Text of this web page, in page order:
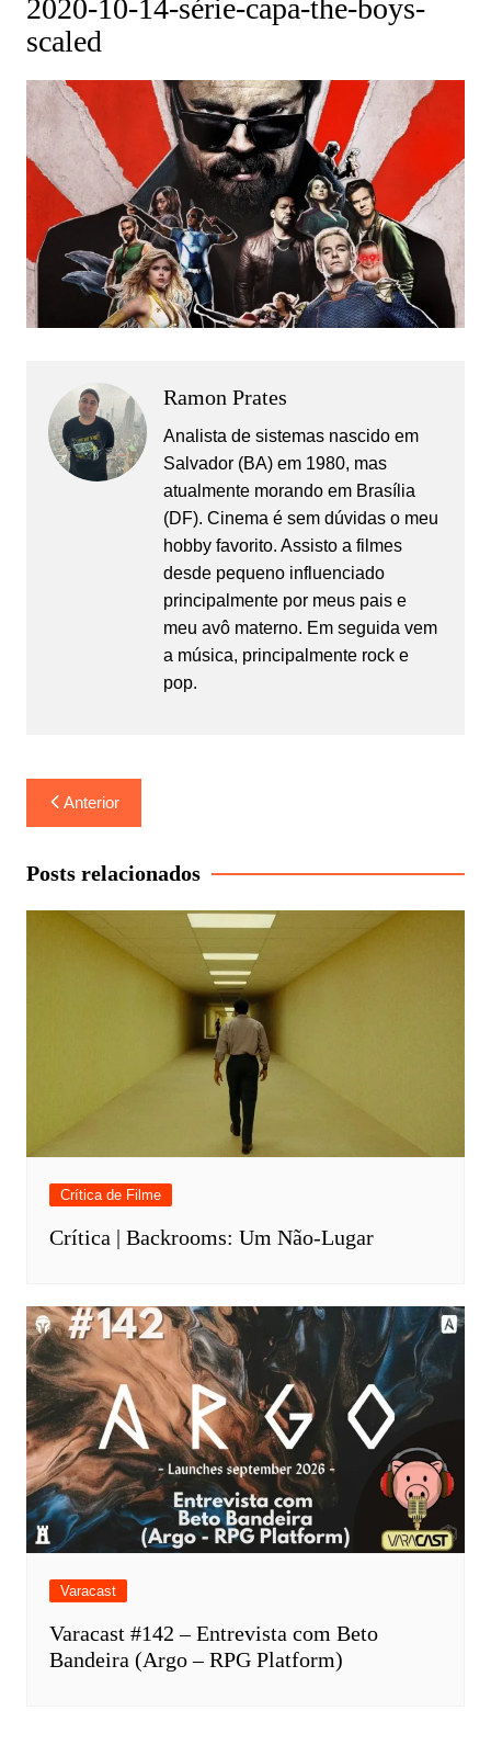
2020-10-14-série-capa-the-boys-
scaled
Ramon Prates
Analista de sistemas nascido em
Salvador (BA) em 1980, mas
atualmente morando em Brasília
(DF). Cinema é sem dúvidas o meu
hobby favorito. Assisto a filmes
desde pequeno influenciado
principalmente por meus pais e
meu avô materno. Em seguida vem
a música, principalmente rock e
pop.
Navegação
de
Post
Anterior
Posts relacionados
Crítica de Filme
Crítica | Backrooms: Um Não-Lugar
Varacast
Varacast #142 – Entrevista com Beto
Bandeira (Argo – RPG Platform)